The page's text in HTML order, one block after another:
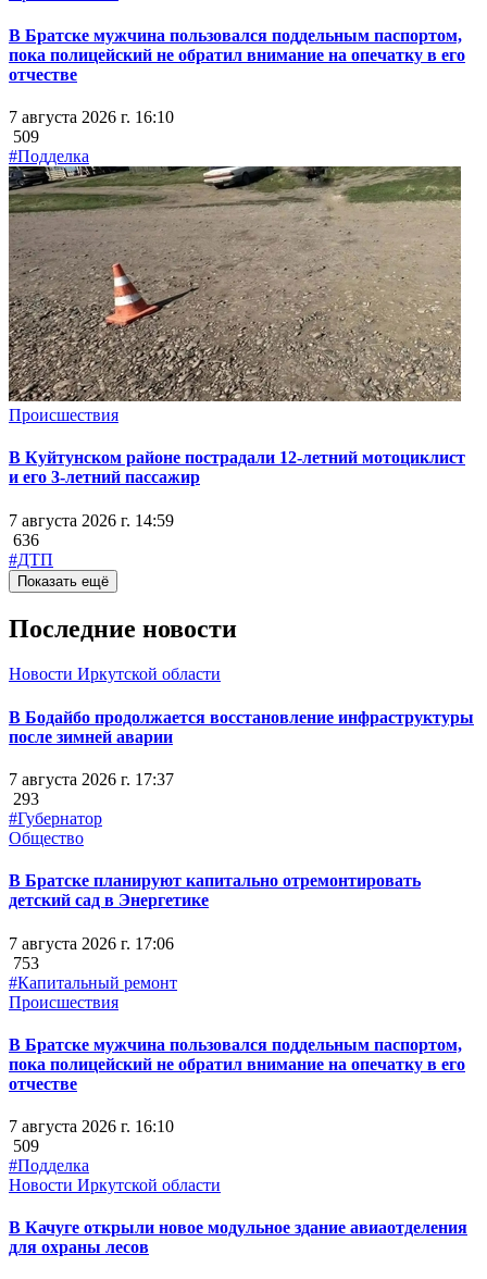
В Братске мужчина пользовался поддельным паспортом,
пока полицейский не обратил внимание на опечатку в его
отчестве
7 августа 2026 г. 16:10
509
#Подделка
Происшествия
В Куйтунском районе пострадали 12-летний мотоциклист
и его 3-летний пассажир
7 августа 2026 г. 14:59
636
#ДТП
Показать ещё
Последние новости
Новости Иркутской области
В Бодайбо продолжается восстановление инфраструктуры
после зимней аварии
7 августа 2026 г. 17:37
293
#Губернатор
Общество
В Братске планируют капитально отремонтировать
детский сад в Энергетике
7 августа 2026 г. 17:06
753
#Капитальный ремонт
Происшествия
В Братске мужчина пользовался поддельным паспортом,
пока полицейский не обратил внимание на опечатку в его
отчестве
7 августа 2026 г. 16:10
509
#Подделка
Новости Иркутской области
В Качуге открыли новое модульное здание авиаотделения
для охраны лесов